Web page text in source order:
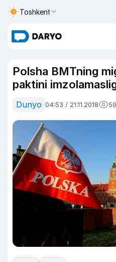
Toshkent
Polsha BMTning
paktini
Dunyo 04:53 / 21.11.2018